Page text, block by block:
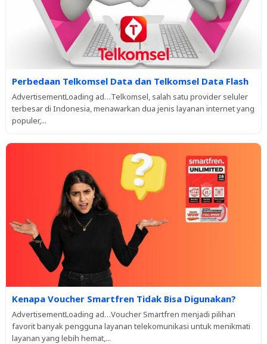
Perbedaan Telkomsel Data dan Telkomsel Data Flash
AdvertisementLoading ad…Telkomsel, salah satu provider seluler
terbesar di Indonesia, menawarkan dua jenis layanan internet yang
populer,...
Kenapa Voucher Smartfren Tidak Bisa Digunakan?
AdvertisementLoading ad…Voucher Smartfren menjadi pilihan
favorit banyak pengguna layanan telekomunikasi untuk menikmati
layanan yang lebih hemat,...